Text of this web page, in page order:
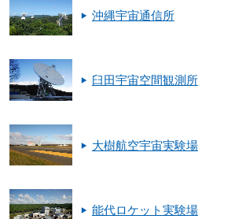
沖縄宇宙通信所
臼田宇宙空間観測所
大樹航空宇宙実験場
能代ロケット実験場